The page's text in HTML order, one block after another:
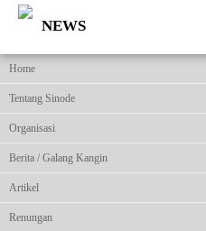
NEWS
Home
Tentang Sinode
Organisasi
Berita / Galang Kangin
Artikel
Renungan